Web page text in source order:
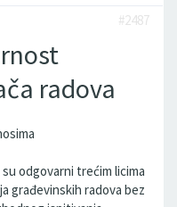
#2487
radova
odgovarni trećim licima
građevinskih radova bez